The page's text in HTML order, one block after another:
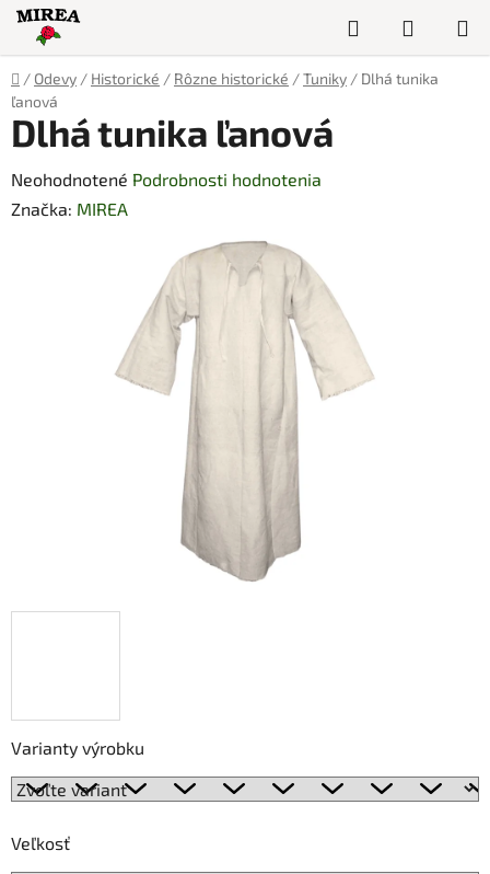
Prejsť
obsah
Hľadať
KOŠÍK
Domov
/ Odevy / Historické / Rôzne historické /Tuniky / Dlhá tunika
ľanová
Varianty výrobku
Veľkosť
Dlhá tunika ľanová
Priemerné
hodnotenie
Neohodnotené Podrobnosti hodnotenia
Značka: MIREA